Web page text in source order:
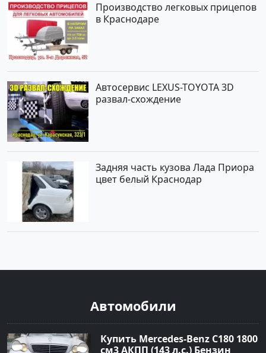
Производство легковых прицепов
в Краснодаре
Автосервис LEXUS-TOYOTA 3D
развал-схождение
Задняя часть кузова Лада Приора
цвет белый Краснодар
Автомобили
Купить Mercedes-Benz C180 1800
см3 АКПП (143 л.с.) Бензин